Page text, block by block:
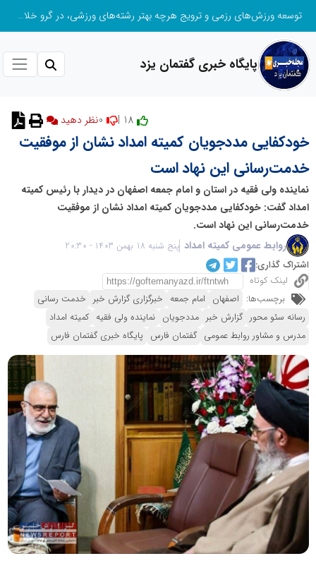
توسعه ورزش‌های رزمی و ترویج هرچه بهتر رشته‌های ورزشی، در گرو خلاقیت و نوآوری است
پایگاه خبری گفتمان یزد
نظر دهید
خودکفایی مددجویان کمیته امداد نشان از موفقیت
خدمت‌رسانی این نهاد است
نماینده ولی فقیه در استان و امام جمعه اصفهان در دیدار با رئیس کمیته
امداد گفت: خودکفایی مددجویان کمیته امداد نشان از موفقیت
خدمت‌رسانی این نهاد است.
روابط عمومی کمیته امداد پنج شنبه 18 بهمن 1403 - 20:30
اشتراک گذاری:
لینک کوتاه
برچسب‌ها: اصفهان امام جمعه خبرگزاری گزارش خبر خدمت رسانی
رسانه سئو محور گزارش خبر مددجویان نماینده ولی فقیه کمیته امداد
مدرس و مشاور روابط عمومی گفتمان فارس پایگاه خبری گفتمان فارس